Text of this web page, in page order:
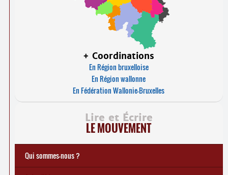
+ Coordinations
En Région bruxelloise
En Région wallonne
En Fédération Wallonie-Bruxelles
Lire et Écrire
LE MOUVEMENT
Qui sommes-nous ?